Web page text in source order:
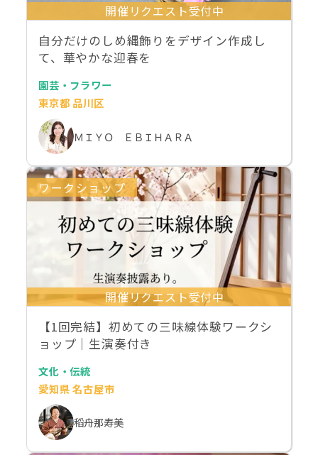
開催リクエスト受付中
自分だけのしめ縄飾りをデザイン作成し
て、華やかな迎春を
園芸・フラワー
東京都 品川区
ＭＩＹＯ ＥＢＩＨＡＲＡ
ワークショップ
開催リクエスト受付中
【1回完結】初めての三味線体験ワークシ
ョップ｜生演奏付き
文化・伝統
愛知県 名古屋市
稻舟那寿美